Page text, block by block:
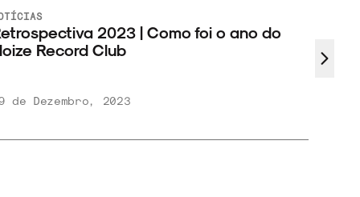
2023 | Como foi o ano do
Record Club
de Dezembro, 2023